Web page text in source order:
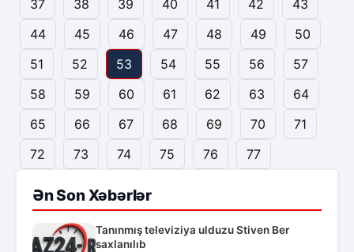
37
38 39 40 41 42
43
44
45 46 47 48 49
50
51
52 53 54 55 56
57
58
59 60 61 62 63
64
65
66 67 68 69 70
71
72
73 74 75 76 77
Ən Son Xəbərlər
Tanınmış televiziya ulduzu Stiven Ber
saxlanılıb